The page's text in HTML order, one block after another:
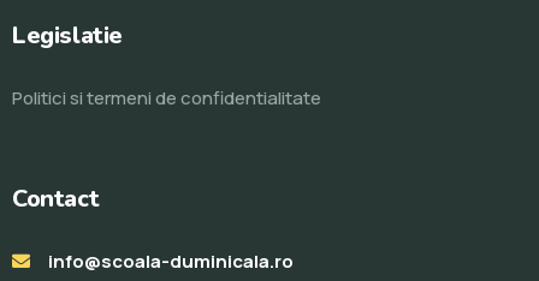
Legislatie
Politici si termeni de confidentialitate
Contact
info@scoala-duminicala.ro